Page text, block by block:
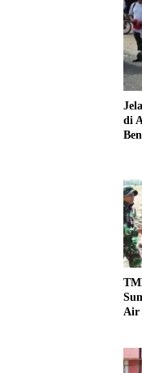
di
Air